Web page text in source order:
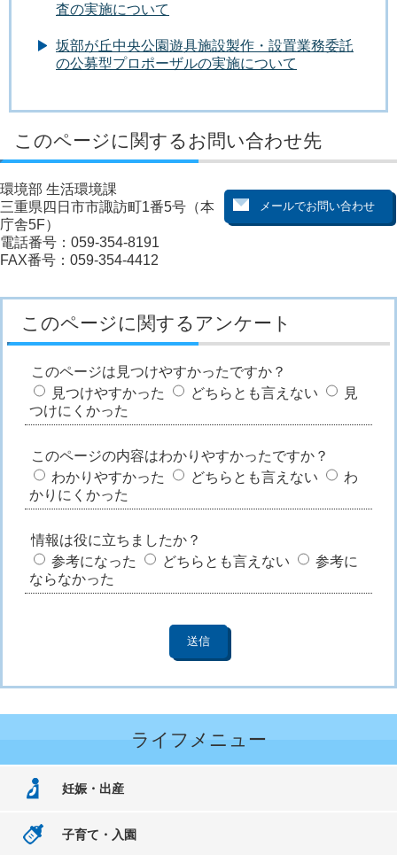
査の実施について
坂部が丘中央公園遊具施設製作・設置業務委託
の公募型プロポーザルの実施について
このページに関するお問い合わせ先
環境部 生活環境課
三重県四日市市諏訪町1番5号（本
庁舎5F）
電話番号：059-354-8191
FAX番号：059-354-4412
このページに関するアンケート
このページは見つけやすかったですか？
見つけやすかった
どちらとも言えない
見
つけにくかった
このページの内容はわかりやすかったですか？
わかりやすかった
どちらとも言えない
わ
かりにくかった
情報は役に立ちましたか？
参考になった
どちらとも言えない
参考に
ならなかった
ライフメニュー
妊娠・出産
子育て・入園